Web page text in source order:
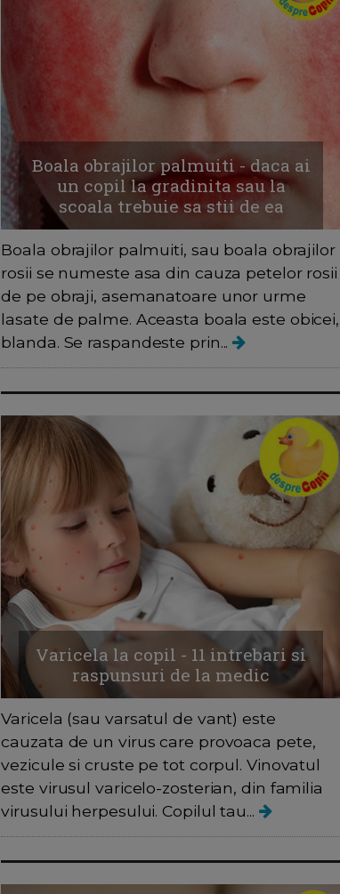
Boala obrajilor palmuiti - daca ai
un copil la gradinita sau la
scoala trebuie sa stii de ea
Boala obrajilor palmuiti, sau boala obrajilor
rosii se numeste asa din cauza petelor rosii
de pe obraji, asemanatoare unor urme
lasate de palme. Aceasta boala este obicei,
blanda. Se raspandeste prin...
Varicela la copil - 11 intrebari si
raspunsuri de la medic
Varicela (sau varsatul de vant) este
cauzata de un virus care provoaca pete,
vezicule si cruste pe tot corpul. Vinovatul
este virusul varicelo-zosterian, din familia
virusului herpesului. Copilul tau...